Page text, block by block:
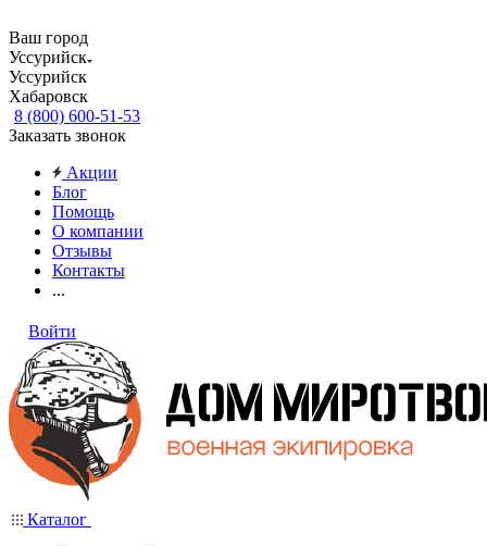
Ваш город
Уссурийск
Уссурийск
Хабаровск
8 (800) 600-51-53
Заказать звонок
Акции
Блог
Помощь
О компании
Отзывы
Контакты
...
Войти
Каталог